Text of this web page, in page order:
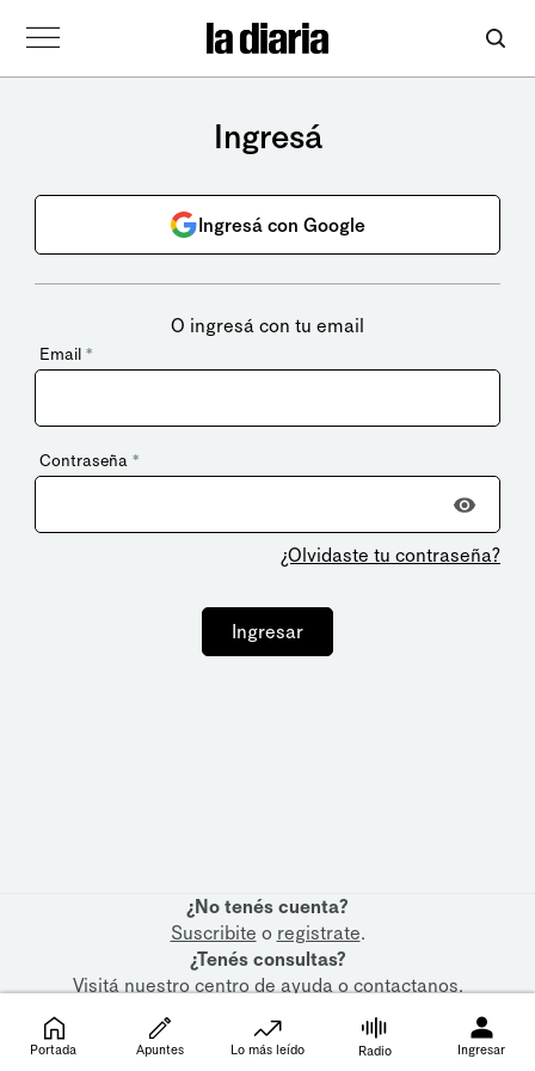
Ingresá
Ingresá con Google
O ingresá con tu email
Email *
Contraseña *
¿Olvidaste tu contraseña?
Ingresar
¿No tenés cuenta?
Suscribite o registrate.
¿Tenés consultas?
Visitá nuestrocentro de ayudaocontactanos.
Portada Apuntes Lo más leído Radio Ingresar